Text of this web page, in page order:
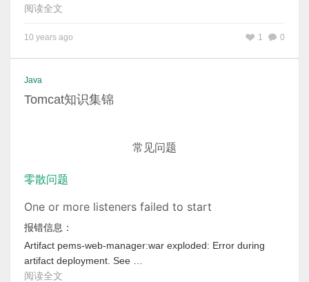
阅读全文
10 years ago 0
1
Java
Tomcat知识集锦
常见问题
零散问题
One or more listeners failed to start
报错信息：
Artifact pems-web-manager:war exploded: Error during
artifact deployment. See …
阅读全文